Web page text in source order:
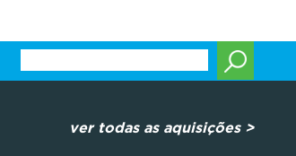
ver todas as aquisições >